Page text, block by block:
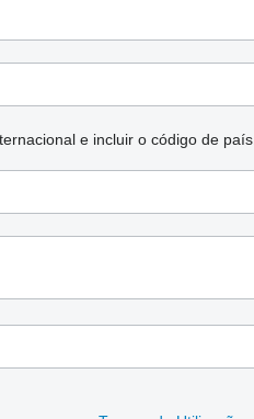
e incluir o código de país.